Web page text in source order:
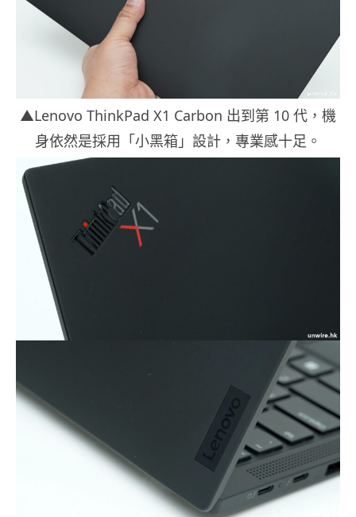
▲Lenovo ThinkPad X1 Carbon 出到第 10 代，機
身依然是採用「小黑箱」設計，專業感十足。